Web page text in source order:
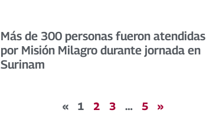
Más de 300 personas fueron atendidas
por Misión Milagro durante jornada en
Surinam
« 1 2 3 … 5 »